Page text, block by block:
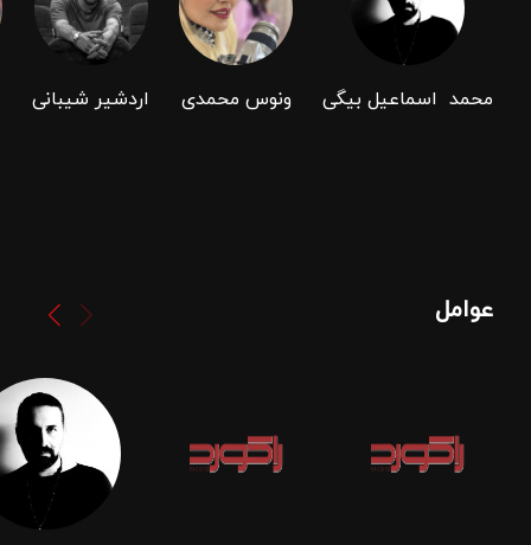
محمد ‌ ‌اسماعیل‌ بیگی ونوس محمدی اردشیر شیبانی
عوامل